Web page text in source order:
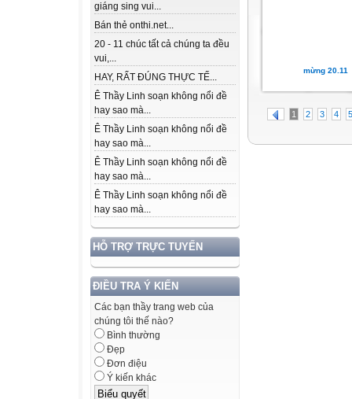
giáng sing vui...
Bán thẻ onthi.net...
20 - 11 chúc tất cả chúng ta đều
vui,...
HAY, RẤT ĐÚNG THỰC TẾ...
Ê Thầy Linh soạn không nổi đề
hay sao mà...
Ê Thầy Linh soạn không nổi đề
hay sao mà...
Ê Thầy Linh soạn không nổi đề
hay sao mà...
Ê Thầy Linh soạn không nổi đề
hay sao mà...
HỖ TRỢ TRỰC TUYẾN
ĐIỀU TRA Ý KIẾN
Các bạn thầy trang web của
chúng tôi thế nào?
Bình thường
Đẹp
Đơn điệu
Ý kiến khác
mừng 20.11
1 2 3 4 5